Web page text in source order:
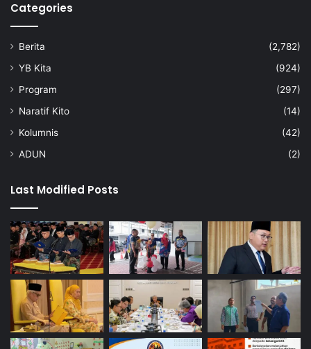
a
u
g
a
u
l
A
l
I
n
i
Categories
Berita
(2,782)
YB Kita
(924)
Program
(297)
Naratif Kito
(14)
Kolumnis
(42)
ADUN
(2)
Last Modified Posts